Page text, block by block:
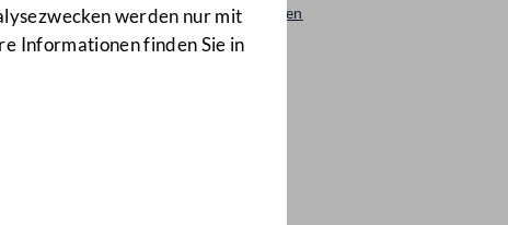
werden nur mit
Informationen finden Sie in
Beantwortungen
1928/AB